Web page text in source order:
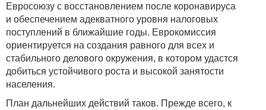
Евросоюзу с восстановлением после коронавируса
и обеспечением адекватного уровня налоговых
поступлений в ближайшие годы. Еврокомиссия
ориентируется на создания равного для всех и
стабильного делового окружения, в котором удастся
добиться устойчивого роста и высокой занятости
населения.
План дальнейших действий таков. Прежде всего, к